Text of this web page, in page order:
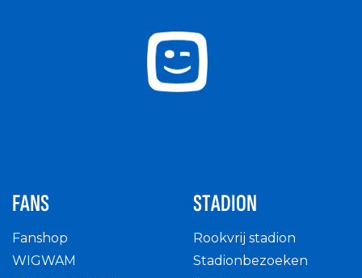
FANS
Fanshop
WIGWAM
STADION
Rookvrij stadion
Stadionbezoeken